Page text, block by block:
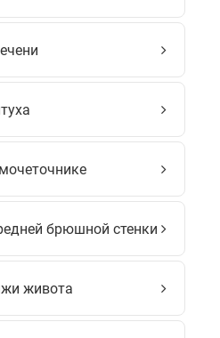
брюшной стенки
живота